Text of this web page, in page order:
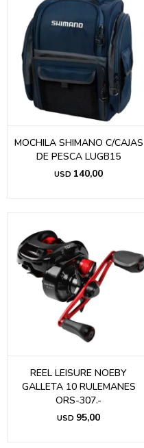
MOCHILA SHIMANO C/CAJAS
DE PESCA LUGB15
USD 140,00
REEL LEISURE NOEBY
GALLETA 10 RULEMANES
ORS-307.-
USD 95,00